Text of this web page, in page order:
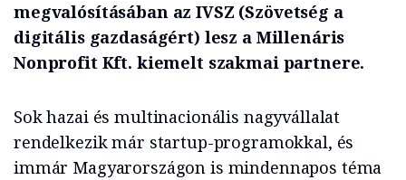
megvalósításában az IVSZ (Szövetség a
digitális gazdaságért) lesz a Millenáris
Nonprofit Kft. kiemelt szakmai partnere.
Sok hazai és multinacionális nagyvállalat
rendelkezik már startup-programokkal, és
immár Magyarországon is mindennapos téma